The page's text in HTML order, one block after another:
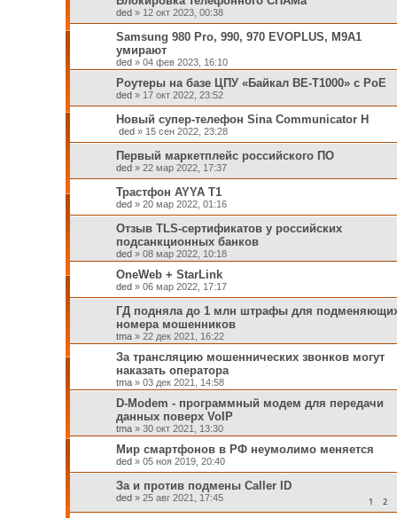
ded » 12 окт 2023, 00:38
Samsung 980 Pro, 990, 970 EVOPLUS, M9A1
умирают
ded » 04 фев 2023, 16:10
Роутеры на базе ЦПУ «Байкал BE-T1000» с РоЕ
ded » 17 окт 2022, 23:52
Новый супер-телефон Sina Communicator H
ded » 15 сен 2022, 23:28
Первый маркетплейс российского ПО
ded » 22 мар 2022, 17:37
Трастфон AYYA T1
ded » 20 мар 2022, 01:16
Отзыв TLS-сертификатов у российских
подсанкционных банков
ded » 08 мар 2022, 10:18
OneWeb + StarLink
ded » 06 мар 2022, 17:17
ГД подняла до 1 млн штрафы для
номера мошенников
tma» 22 дек 2021, 16:22
За трансляцию мошеннических звонков могут
наказать оператора
tma» 03 дек 2021, 14:58
D-Modem - программный модем для передачи
данных поверх VoIP
tma» 30 окт 2021, 13:30
Мир смартфонов в РФ неумолимо меняется
ded » 05 ноя 2019, 20:40
За и против подмены Caller ID
ded » 25 авг 2021, 17:45 1 2